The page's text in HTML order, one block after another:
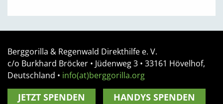
Berggorilla & Regenwald Direkthilfe e. V.
c/o Burkhard Bröcker • Jüdenweg 3 • 33161 Hövelhof,
Deutschland • info(at)berggorilla.org
JETZT SPENDEN HANDYS SPENDEN